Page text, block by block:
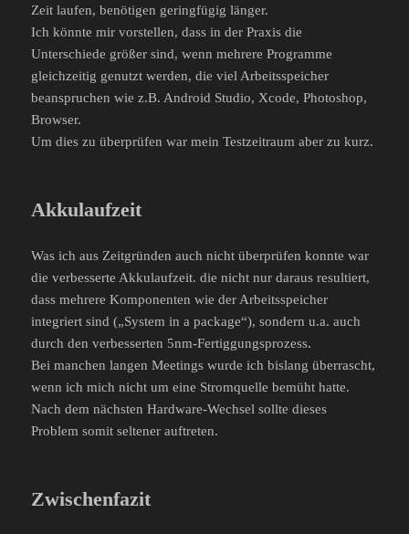
Zeit laufen, benötigen geringfügig länger.
Ich könnte mir vorstellen, dass in der Praxis die
Unterschiede größer sind, wenn mehrere Programme
gleichzeitig genutzt werden, die viel Arbeitsspeicher
beanspruchen wie z.B. Android Studio, Xcode, Photoshop,
Browser.
Um dies zu überprüfen war mein Testzeitraum aber zu kurz.
Akkulaufzeit
Was ich aus Zeitgründen auch nicht überprüfen konnte war
die verbesserte Akkulaufzeit. die nicht nur daraus resultiert,
dass mehrere Komponenten wie der Arbeitsspeicher
integriert sind („System in a package“), sondern u.a. auch
durch den verbesserten 5nm-Fertiggungsprozess.
Bei manchen langen Meetings wurde ich bislang überrascht,
wenn ich mich nicht um eine Stromquelle bemüht hatte.
Nach dem nächsten Hardware-Wechsel sollte dieses
Problem somit seltener auftreten.
Zwischenfazit